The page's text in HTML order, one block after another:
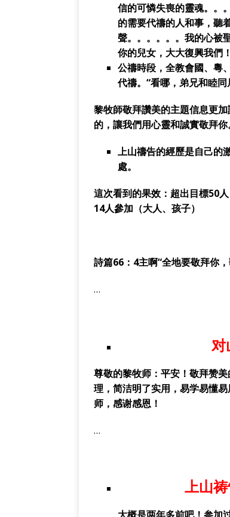
信的可憐失喪的靈魂。。
的需要代禱的人和事，聽
聲。。。。。。我的心被
你的兒女，大大復興我們
公禱時段，全教會國、粵
代禱。“看哪，弟兄和睦
黎牧師敬拜讚美的主題信息更
的，讓我們用心靈和誠實敬拜你
上山禱告的經歷是自己的
處。
這次看到的果效：超出目標50
14人參加（大人、孩子）
詩篇66 ： 4主啊“全地要敬拜你
…
尊敬的黎牧师：平安！敬拜赞美
理，简洁明了实用，易学易懂
师，感谢感恩！
…
上山
大概是两年多前吧！参加